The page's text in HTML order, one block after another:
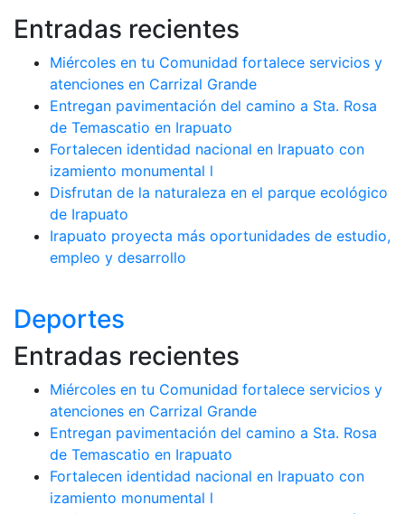
Entradas recientes
Miércoles en tu Comunidad fortalece servicios y
atenciones en Carrizal Grande
Entregan pavimentación del camino a Sta. Rosa
de Temascatio en Irapuato
Fortalecen identidad nacional en Irapuato con
izamiento monumental l
Disfrutan de la naturaleza en el parque ecológico
de Irapuato
Irapuato proyecta más oportunidades de estudio,
empleo y desarrollo
Deportes
Entradas recientes
Miércoles en tu Comunidad fortalece servicios y
atenciones en Carrizal Grande
Entregan pavimentación del camino a Sta. Rosa
de Temascatio en Irapuato
Fortalecen identidad nacional en Irapuato con
izamiento monumental l